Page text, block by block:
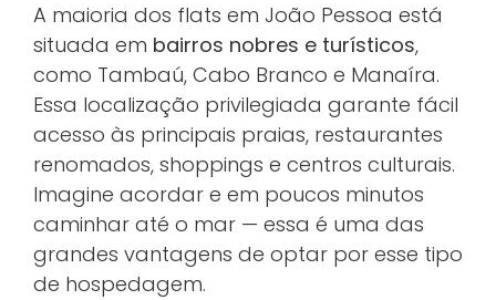
A maioria dos flats em João Pessoa está
situada em bairros nobres e turísticos,
como Tambaú, Cabo Branco e Manaíra.
Essa localização privilegiada garante fácil
acesso às principais praias, restaurantes
renomados, shoppings e centros culturais.
Imagine acordar e em poucos minutos
caminhar até o mar — essa é uma das
grandes vantagens de optar por esse tipo
de hospedagem.